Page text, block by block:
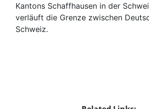
Kantons Schaffhausen in der
verläuft die Grenze zwischen
Schweiz.